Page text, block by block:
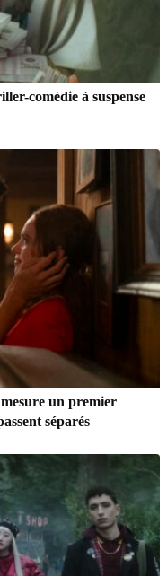
comédie à suspense
un premier
séparés